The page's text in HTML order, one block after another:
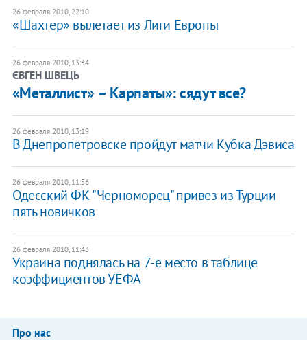
26 февраля 2010, 22:10
«Шахтер» вылетает из Лиги Европы
26 февраля 2010, 13:34
ЄВГЕН ШВЕЦЬ
«Металлист» – Карпаты»: сядут все?
26 февраля 2010, 13:19
В Днепропетровске пройдут матчи Кубка Дэвиса
26 февраля 2010, 11:56
Одесский ФК "Черноморец" привез из Турции
пять новичков
26 февраля 2010, 11:43
Украина поднялась на 7-е место в таблице
коэффициентов УЕФА
Про нас